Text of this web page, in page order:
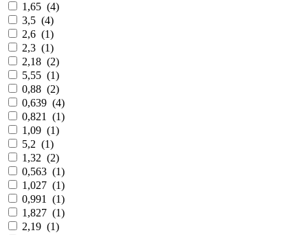
1,65 (4)
3,5 (4)
2,6 (1)
2,3 (1)
2,18 (2)
5,55 (1)
0,88 (2)
0,639 (4)
0,821
(1)
1,09 (1)
5,2 (1)
1,32 (2)
0,563 (1)
1,027 (1)
0,991
(1)
1,827 (1)
2,19 (1)